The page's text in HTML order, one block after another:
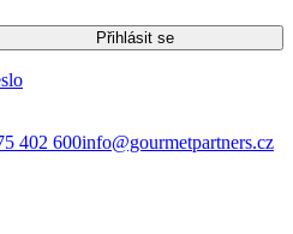
Přihlásit se
402 600info@gourmetpartners.cz